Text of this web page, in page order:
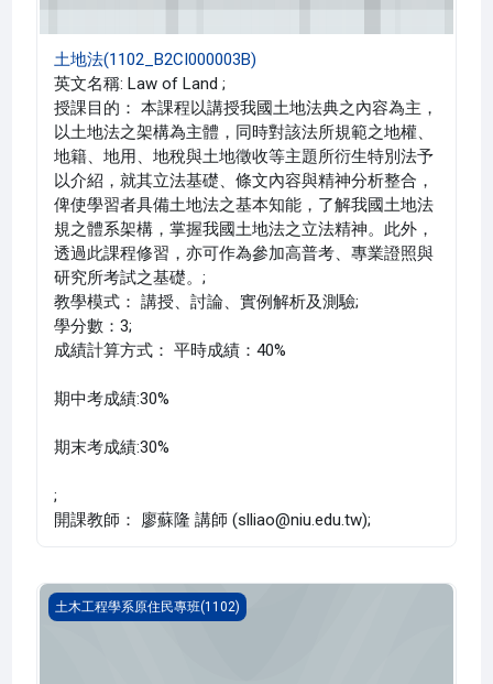
土地法(1102_B2CI000003B)
英文名稱: Law of Land ;
授課目的： 本課程以講授我國土地法典之內容為主，
以土地法之架構為主體，同時對該法所規範之地權、
地籍、地用、地稅與土地徵收等主題所衍生特別法予
以介紹，就其立法基礎、條文內容與精神分析整合，
俾使學習者具備土地法之基本知能，了解我國土地法
規之體系架構，掌握我國土地法之立法精神。此外，
透過此課程修習，亦可作為參加高普考、專業證照與
研究所考試之基礎。;
教學模式： 講授、討論、實例解析及測驗;
學分數：3;
成績計算方式： 平時成績：40%
期中考成績:30%
期末考成績:30%
;
開課教師： 廖蘇隆 講師 (slliao@niu.edu.tw);
測量實習(1102_B2CI000129A)
土木工程學系原住民專班(1102)